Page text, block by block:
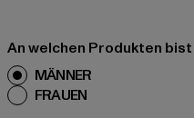
An welchen Produkten
MÄNNER
FRAUEN